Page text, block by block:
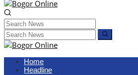
Home
Headline